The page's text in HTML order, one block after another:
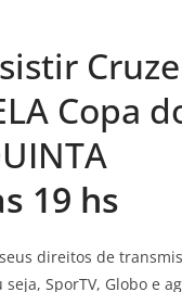
Copa
19 hs
direitos de
SporTV, Globo e